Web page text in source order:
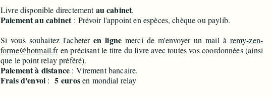
Livre disponible directementau cabinet.
Paiement au cabinet : Prévoir l'appoint en espèces, chèque ou paylib.
Si vous souhaitez l'acheteren ligne merci de m'envoyer un mail à remy-zen-
forme@hotmail.fren précisant le titre du livre avec toutes vos coordonnées (ainsi
que le point relay préféré).
Paiement à distance : Virement bancaire.
Frais d'envoi : 5eurosen mondial relay